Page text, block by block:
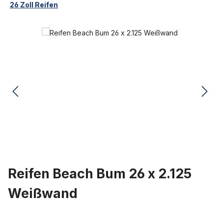
26 Zoll Reifen
Bildergalerie überspringen
Reifen Beach Bum 26 x 2.125
Weißwand